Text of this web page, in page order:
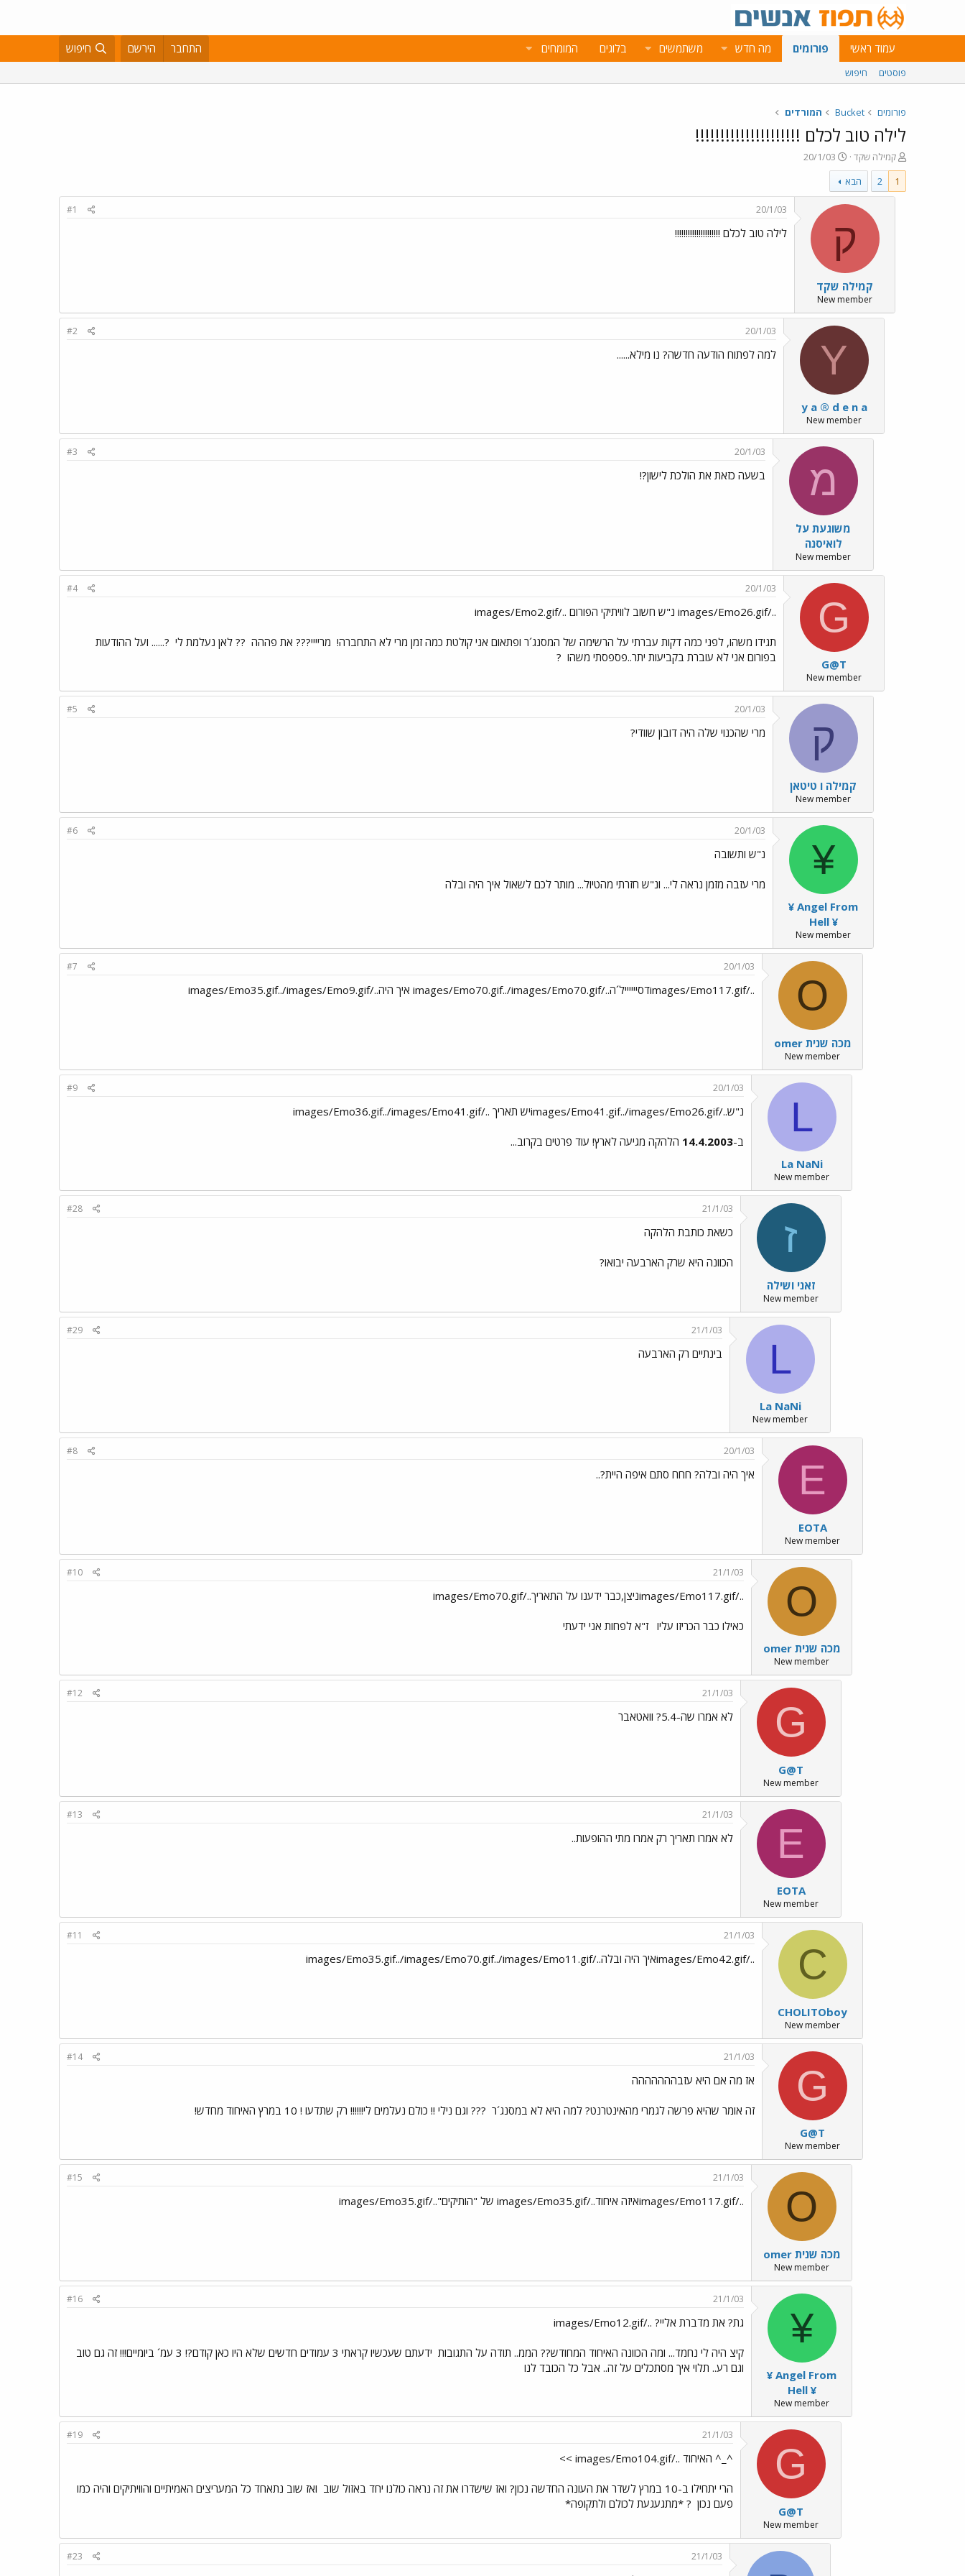
עמוד ראשי פורומים מה חדש משתמשים בלוגים המומחים התחבר הירשם חיפוש
פוסטים חיפוש
פורומים Bucket המורדים
לילה טוב לכלם !!!!!!!!!!!!!!!!!!!!!
פ
ו
ת
ח
קמילה שקד
פ
ו
ס
ם
ת
י
ך
20/1/03
1
2 הבא
ק
קמילה שקד
New member
20/1/03
#1
לילה טוב לכלם !!!!!!!!!!!!!!!!!!!!!
Y
y a ® d e n a
New member
20/1/03
#2
למה לפתוח הודעה חדשה? נו מילא......
מ
משוגעת על
לואיסנה
New member
20/1/03
#3
בשעה כזאת את הולכת לישון?!
G
G@T
New member
20/1/03
#4
../images/Emo26.gif נ"ש חשוב לוויתיקי הפורום ../images/Emo2.gif
תגידו משהו, לפני כמה דקות עברתי על הרשימה של המסנג´ר ופתאום אני קולטת כמה זמן מרי לא התחברה! מריייי??? את פההה ?? לאן נעלמת לי ?...... ועל ההודעות
בפורום אני לא עוברת בקביעות יתר..פספסתי משהו ?
ק
קמילה ו טיטאן
New member
20/1/03
#5
מרי שהכנוי שלה היה דובון שוודי?
¥
¥ Angel From
Hell ¥
New member
20/1/03
#6
נ"ש ותשובה
מרי עזבה מזמן נראה לי... ונ"ש חזרתי מהטיול... מותר לכם לשאול איך היה ובלה
O
omer מכה שנית
New member
20/1/03
#7
../images/Emo117.gifדסייייייל´ה../images/Emo70.gif../images/Emo70.gif איך היה../images/Emo35.gif../images/Emo9.gif
L
La NaNi
New member
20/1/03
#9
נ"ש../images/Emo41.gif../images/Emo26.gifיש תאריך ../images/Emo36.gif../images/Emo41.gif
ב-14.4.2003 הלהקה מגיעה לארץ! עוד פרטים בקרוב...
ז
זאני ושילה
New member
21/1/03
#28
כשאת כותבת הלהקה
הכוונה היא שרק הארבעה יבואו?
L
La NaNi
New member
21/1/03
#29
בינתיים רק הארבעה
E
EOTA
New member
20/1/03
#8
איך היה ובלה? חחח סתם איפה היית?..
O
omer מכה שנית
New member
21/1/03
#10
../images/Emo117.gifניצן,כבר ידענו על התאריך../images/Emo70.gif
כאילו כבר הכריזו עליו ז"א לפחות אני ידעתי
G
G@T
New member
21/1/03
#12
לא אמרו שה-5.4? וואטאבר
E
EOTA
New member
21/1/03
#13
לא אמרו תאריך רק אמרו מתי ההופעות..
C
CHOLITOboy
New member
21/1/03
#11
../images/Emo42.gifאיך היה ובלה../images/Emo35.gif../images/Emo70.gif../images/Emo11.gif
G
G@T
New member
21/1/03
#14
אז מה אם היא עזבההההההה
זה אומר שהיא פרשה לגמרי מהאינטרנט? למה היא לא במסנג´ר ??? וגם נילי !! כולם נעלמים לי!!!!!! רק שתדעו ! 10 במרץ האיחוד מחדש!
O
omer מכה שנית
New member
21/1/03
#15
../images/Emo117.gifאיזה איחוד../images/Emo35.gif של "הותיקים"../images/Emo35.gif
¥
¥ Angel From
Hell ¥
New member
21/1/03
#16
גת? את מדברת אליי? ../images/Emo12.gif
קיצ היה לי נחמד... ומה הכוונה האיחוד המחודש?? הממ.. תודה על התגובות
ידעתם שעכשיו קראתי 3 עמודים חדשים שלא היו כאן קודם?! 3 עמ´ ביומיים!!! זה גם טוב
וגם רע.. תלוי איך מסתכלים על זה.. אבל כל הכובד לנו
G
G@T
New member
21/1/03
#19
^_^ האיחוד ../images/Emo104.gif >>
הרי יתחילו ב-10 במרץ לשדר את העונה החדשה נכון? ואז שישדרו את זה נראה כולנו יחד באזול שוב
ואז שוב נתאחד כל המעריצים האמיתיים והוויתיקים והיה כמו
פעם נכון ? *מתגעגעת לכולם ולתקופה*
21/1/03
#23